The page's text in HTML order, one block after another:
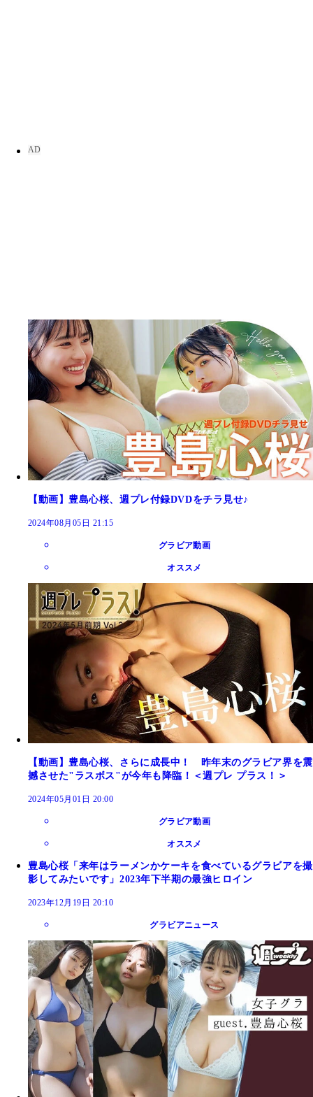
【動画】豊島心桜、週プレ付録DVDをチラ見せ♪
2024年08月05日 21:15
グラビア動画
オススメ
【動画】豊島心桜、さらに成長中！ 昨年末のグラビア界を震
撼させた"ラスボス"が今年も降臨！＜週プレ プラス！＞
2024年05月01日 20:00
グラビア動画
オススメ
豊島心桜「来年はラーメンかケーキを食べているグラビアを撮
影してみたいです」2023年下半期の最強ヒロイン
2023年12月19日 20:10
グラビアニュース